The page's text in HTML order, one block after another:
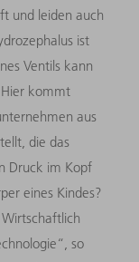
und leiden auch
ist
Ventils kann
kommt
aus
die das
Druck im Kopf
eines Kindes?
so